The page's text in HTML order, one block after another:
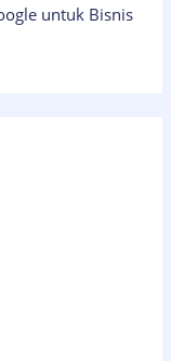
untuk Bisnis